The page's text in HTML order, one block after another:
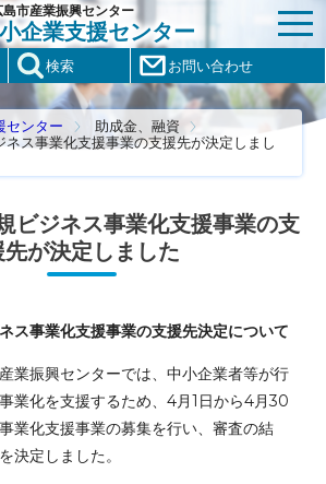
市産業振興センター
企業支援センター
検索 お問い合わせ
センター
助成金、融資
ネス事業化支援事業の支援先が決定しまし
ビジネス事業化支援事業の支
先が決定しました
ス事業化支援事業の支援先決定について
業振興センターでは、中小企業者等が行
業化を支援するため、4月1日から4月30
業化支援事業の募集を行い、審査の結
決定しました。